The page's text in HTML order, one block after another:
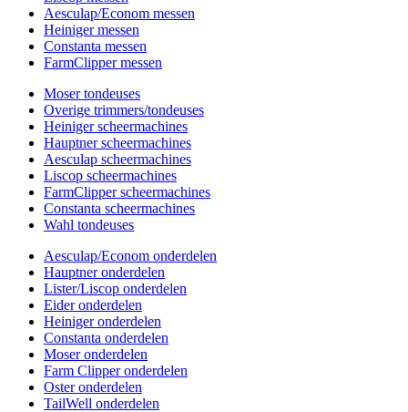
Aesculap/Econom messen
Heiniger messen
Constanta messen
FarmClipper messen
Moser tondeuses
Overige trimmers/tondeuses
Heiniger scheermachines
Hauptner scheermachines
Aesculap scheermachines
Liscop scheermachines
FarmClipper scheermachines
Constanta scheermachines
Wahl tondeuses
Aesculap/Econom onderdelen
Hauptner onderdelen
Lister/Liscop onderdelen
Eider onderdelen
Heiniger onderdelen
Constanta onderdelen
Moser onderdelen
Farm Clipper onderdelen
Oster onderdelen
TailWell onderdelen